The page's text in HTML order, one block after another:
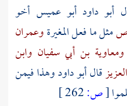
أبو داودأبو عميس أخو
مثل ما فعلالمغيرةوعمران
ومعاوية بن أبي سفيان وابن
قال أبو داود وهذا فيمن
[ص: